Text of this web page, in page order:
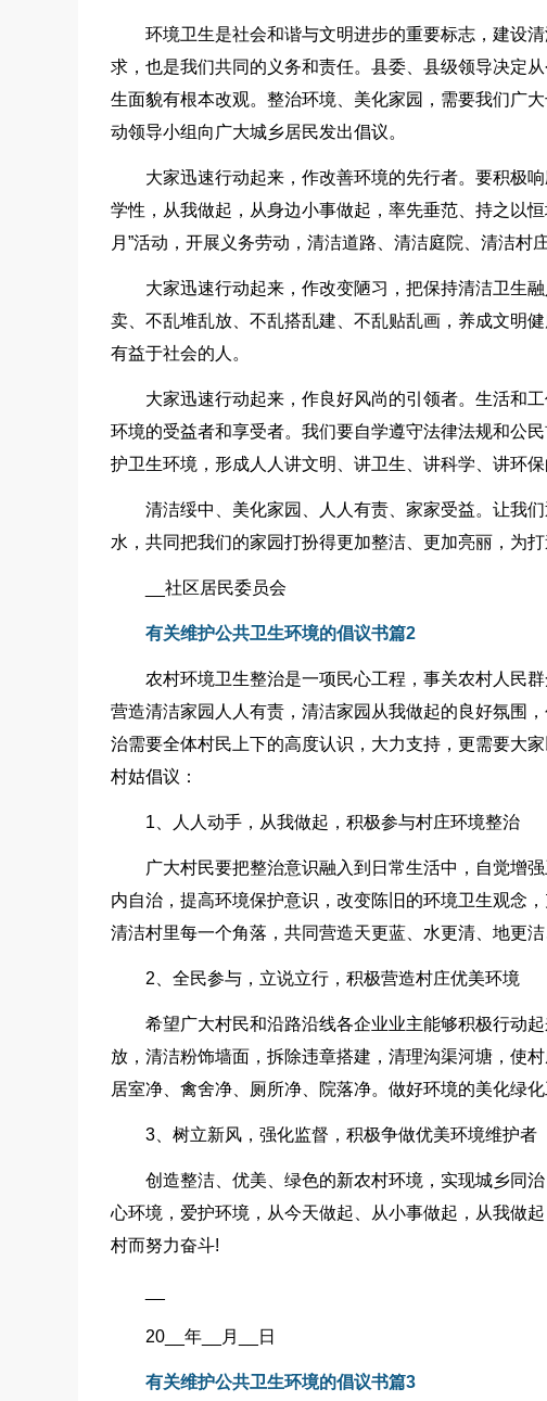
环境卫生是社会和谐与文明进步的重要标志，建设
求，也是我们共同的义务和责任。县委、县级领导决定
生面貌有根本改观。整治环境、美化家园，需要我们广
动领导小组向广大城乡居民发出倡议。
大家迅速行动起来，作改善环境的先行者。要积极
学性，从我做起，从身边小事做起，率先垂范、持之以
月”活动，开展义务劳动，清洁道路、清洁庭院、清洁村
大家迅速行动起来，作改变陋习，把保持清洁卫生
卖、不乱堆乱放、不乱搭乱建、不乱贴乱画，养成文明
有益于社会的人。
大家迅速行动起来，作良好风尚的引领者。生活和
环境的受益者和享受者。我们要自学遵守法律法规和公
护卫生环境，形成人人讲文明、讲卫生、讲科学、讲环保
清洁绥中、美化家园、人人有责、家家受益。让我
水，共同把我们的家园打扮得更加整洁、更加亮丽，为
__社区居民委员会
有关维护公共卫生环境的倡议书篇2
农村环境卫生整治是一项民心工程，事关农村人民
营造清洁家园人人有责，清洁家园从我做起的良好氛围
治需要全体村民上下的高度认识，大力支持，更需要大
村姑倡议：
1、人人动手，从我做起，积极参与村庄环境整治
广大村民要把整治意识融入到日常生活中，自觉增
内自治，提高环境保护意识，改变陈旧的环境卫生观念
清洁村里每一个角落，共同营造天更蓝、水更清、地更洁
2、全民参与，立说立行，积极营造村庄优美环境
希望广大村民和沿路沿线各企业业主能够积极行动
放，清洁粉饰墙面，拆除违章搭建，清理沟渠河塘，使
居室净、禽舍净、厕所净、院落净。做好环境的美化绿
3、树立新风，强化监督，积极争做优美环境维护者
创造整洁、优美、绿色的新农村环境，实现城乡同
心环境，爱护环境，从今天做起、从小事做起，从我做
村而努力奋斗!
20__年__月__日
有关维护公共卫生环境的倡议书篇3